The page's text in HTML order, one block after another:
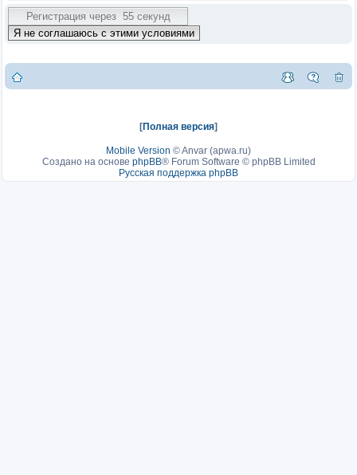
[Полная версия]
Mobile Version ©Anvar (apwa.ru)
Создано на основе phpBB® Forum Software © phpBB Limited
Русская поддержка phpBB